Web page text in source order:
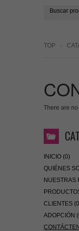
TOP
There are
INICIO (0)
QUIÉNES
NUESTRAS
CLIENTES
ADOPCIÓN